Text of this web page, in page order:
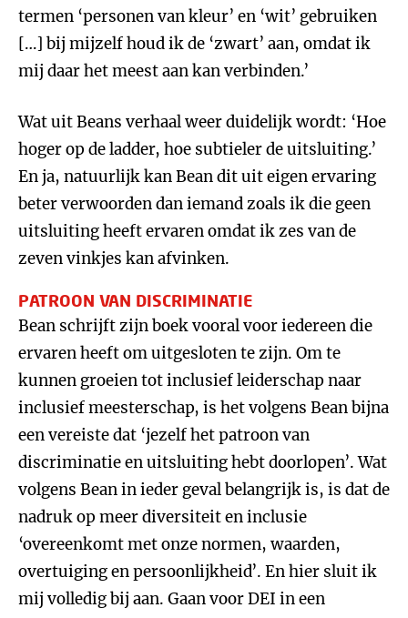
termen ‘personen van kleur’ en ‘wit’ gebruiken
[…] bij mijzelf houd ik de ‘zwart’ aan, omdat ik
mij daar het meest aan kan verbinden.’
Wat uit Beans verhaal weer duidelijk wordt: ‘Hoe
hoger op de ladder, hoe subtieler de uitsluiting.’
En ja, natuurlijk kan Bean dit uit eigen ervaring
beter verwoorden dan iemand zoals ik die geen
uitsluiting heeft ervaren omdat ik zes van de
zeven vinkjes kan afvinken.
PATROON VAN DISCRIMINATIE
Bean schrijft zijn boek vooral voor iedereen die
ervaren heeft om uitgesloten te zijn. Om te
kunnen groeien tot inclusief leiderschap naar
inclusief meesterschap, is het volgens Bean bijna
een vereiste dat ‘jezelf het patroon van
discriminatie en uitsluiting hebt doorlopen’. Wat
volgens Bean in ieder geval belangrijk is, is dat de
nadruk op meer diversiteit en inclusie
‘overeenkomt met onze normen, waarden,
overtuiging en persoonlijkheid’. En hier sluit ik
mij volledig bij aan. Gaan voor DEI in een